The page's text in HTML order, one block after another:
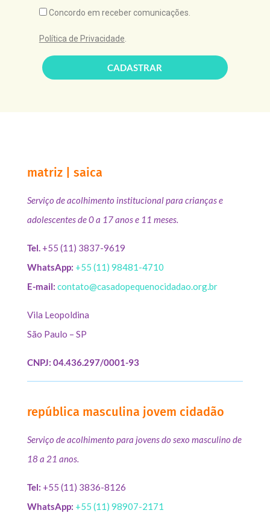
Concordo em receber comunicações.
Política de Privacidade
CADASTRAR
matriz | saica
Serviço de acolhimento institucional para crianças e
adolescentes de 0 a 17 anos e 11 meses.
Tel.+55 (11) 3837-9619
WhatsApp: +55 (11) 98481-4710
E-mail: contato@casadopequenocidadao.org.br
Vila Leopoldina
São Paulo – SP
CNPJ: 04.436.297/0001-93
república masculina jovem cidadão
Serviço de acolhimento para jovens do sexo masculino de
18 a 21 anos.
Tel: +55 (11) 3836-8126
WhatsApp: +55 (11) 98907-2171